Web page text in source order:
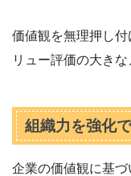
価値観を無理押し
リュー評価の大きな
組織力を強化
企業の価値観に基